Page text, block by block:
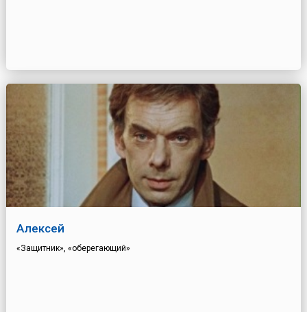
Алексей
«Защитник», «оберегающий»